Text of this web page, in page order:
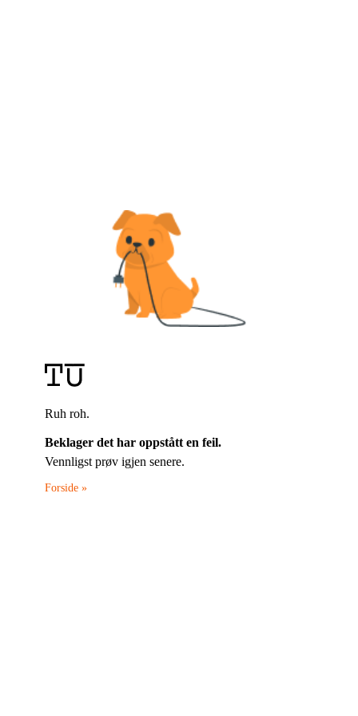
Ruh roh.
Beklager det har oppstått en feil.
Vennligst prøv igjen senere.
Forside »